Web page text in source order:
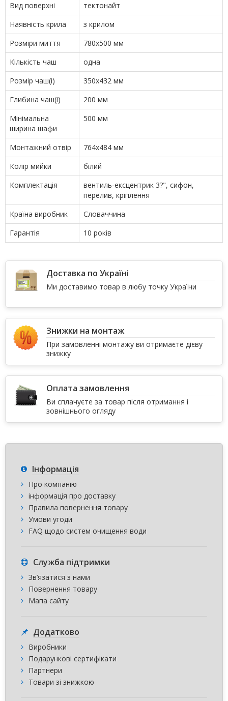
Вид поверхні
тектонайт
Наявність крила
з крилом
Розміри миття
780х500 мм
Кількість чаш
одна
Розмір чаш(і)
350x432 мм
Глибина чаш(і)
200 мм
Мінімальна
ширина шафи
500 мм
Монтажний отвір
764х484 мм
Колір мийки
білий
Комплектація
вентиль-ексцентрик 3?", сифон,
перелив, кріплення
Країна виробник
Словаччина
Гарантія
10 років
Доставка по Україні
Ми доставимо товар в любу точку України
Знижки на монтаж
При замовленні монтажу ви отримаєте дієву
знижку
Оплата замовлення
Ви сплачуєте за товар після отримання і
зовнішнього огляду
Інформація
Про компанію
інформація про доставку
Правила повернення товару
Умови угоди
FAQ щодо систем очищення води
Служба підтримки
Зв’язатися з нами
Повернення товару
Мапа сайту
Додатково
Виробники
Подарункові сертифікати
Партнери
Товари зі знижкою